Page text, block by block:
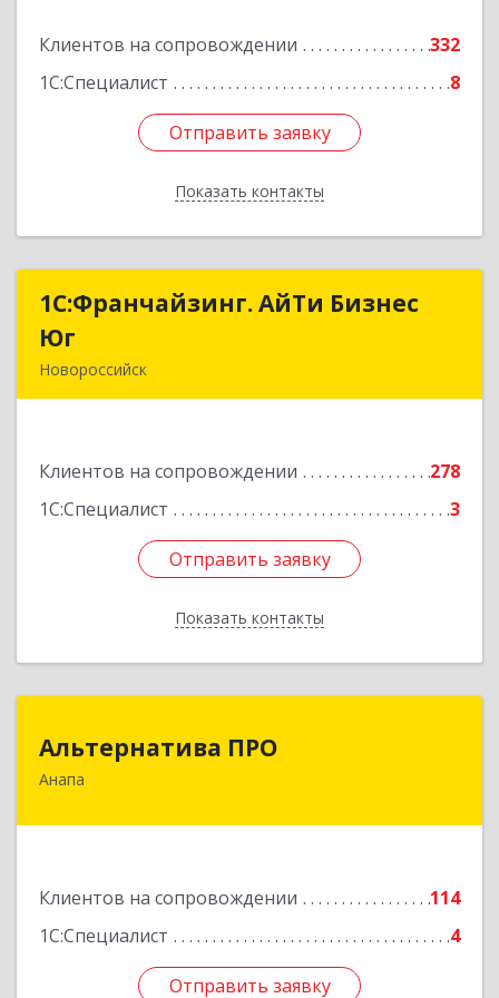
Клиентов на сопровождении
332
1С:Специалист
8
Отправить заявку
Показать контакты
Подробнее
Отправить заявку
Назад
1С:Франчайзинг. АйТи Бизнес
Юг
Новороссийск
Клиентов на сопровождении
278
1С:Специалист
3
Отправить заявку
Показать контакты
1С:Франчайзинг. АйТи Бизнес
Подробнее
Отправить заявку
Назад
Альтернатива ПРО
Анапа
Клиентов на сопровождении
114
1С:Специалист
4
Отправить заявку
353450, Краснодарский край, Анапский р-н,
Отправить заявку